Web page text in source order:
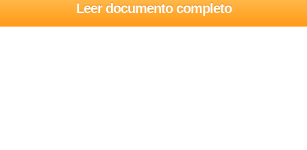
Leer documento completo